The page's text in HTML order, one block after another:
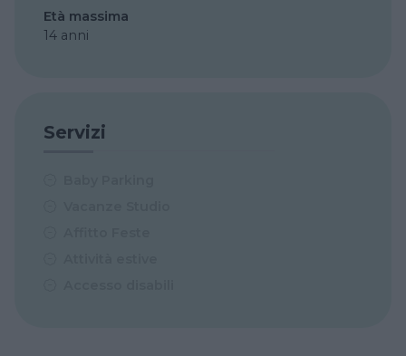
Età massima
14 anni
Servizi